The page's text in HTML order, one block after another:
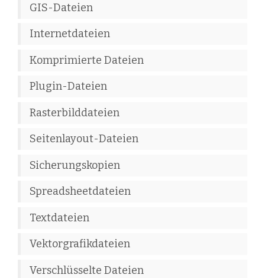
GIS-Dateien
Internetdateien
Komprimierte Dateien
Plugin-Dateien
Rasterbilddateien
Seitenlayout-Dateien
Sicherungskopien
Spreadsheetdateien
Textdateien
Vektorgrafikdateien
Verschlüsselte Dateien